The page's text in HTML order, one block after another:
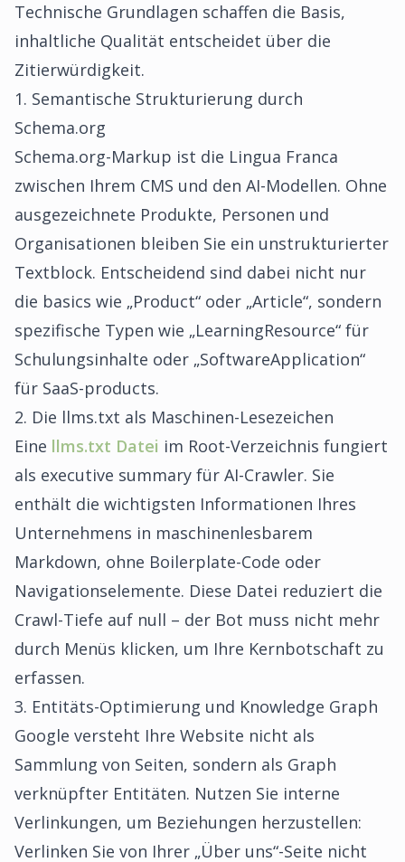
Technische Grundlagen schaffen die Basis,
inhaltliche Qualität entscheidet über die
Zitierwürdigkeit.
1. Semantische Strukturierung durch
Schema.org
Schema.org-Markup ist die Lingua Franca
zwischen Ihrem CMS und den AI-Modellen. Ohne
ausgezeichnete Produkte, Personen und
Organisationen bleiben Sie ein unstrukturierter
Textblock. Entscheidend sind dabei nicht nur
die basics wie „Product“ oder „Article“, sondern
spezifische Typen wie „LearningResource“ für
Schulungsinhalte oder „SoftwareApplication“
für SaaS-products.
2. Die llms.txt als Maschinen-Lesezeichen
Eine llms.txt Datei im Root-Verzeichnis fungiert
als executive summary für AI-Crawler. Sie
enthält die wichtigsten Informationen Ihres
Unternehmens in maschinenlesbarem
Markdown, ohne Boilerplate-Code oder
Navigationselemente. Diese Datei reduziert die
Crawl-Tiefe auf null – der Bot muss nicht mehr
durch Menüs klicken, um Ihre Kernbotschaft zu
erfassen.
3. Entitäts-Optimierung und Knowledge Graph
Google versteht Ihre Website nicht als
Sammlung von Seiten, sondern als Graph
verknüpfter Entitäten. Nutzen Sie interne
Verlinkungen, um Beziehungen herzustellen:
Verlinken Sie von Ihrer „Über uns“-Seite nicht